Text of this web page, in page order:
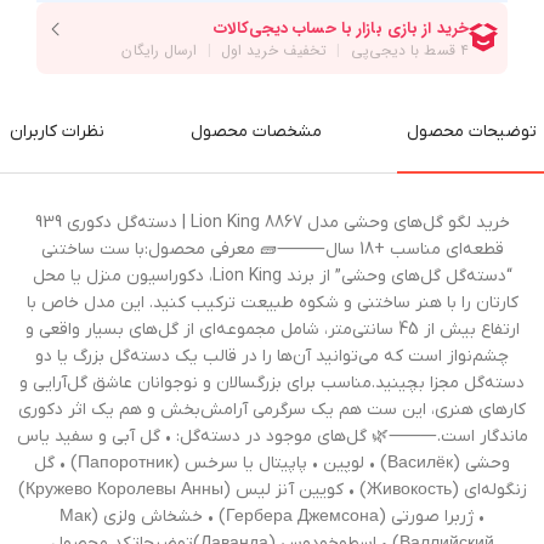
توضیحات محصول مشخصات محصول نظرات کاربران
خرید لگو گل‌های وحشی مدل Lion King 8867 | دسته‌گل دکوری 939
قطعه‌ای مناسب +18 سال⸻🧱 معرفی محصول:با ست ساختنی
“دسته‌گل گل‌های وحشی” از برند Lion King، دکوراسیون منزل یا محل
کارتان را با هنر ساختنی و شکوه طبیعت ترکیب کنید. این مدل خاص با
ارتفاع بیش از 45 سانتی‌متر، شامل مجموعه‌ای از گل‌های بسیار واقعی و
چشم‌نواز است که می‌توانید آن‌ها را در قالب یک دسته‌گل بزرگ یا دو
دسته‌گل مجزا بچینید.مناسب برای بزرگسالان و نوجوانان عاشق گل‌آرایی و
کارهای هنری، این ست هم یک سرگرمی آرامش‌بخش و هم یک اثر دکوری
ماندگار است.⸻🌿 گل‌های موجود در دسته‌گل: • گل آبی و سفید یاس
وحشی (Василёк) • لوپین • پاپیتال یا سرخس (Папоротник) • گل
زنگوله‌ای (Живокость) • کویین آنز لیس (Кружево Королевы Анны)
• ژربرا صورتی (Гербера Джемсона) • خشخاش ولزی (Мак